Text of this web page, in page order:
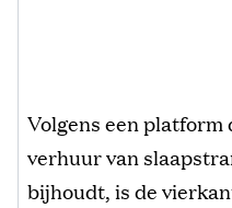
Volgens een platform
verhuur van
bijhoudt, is de